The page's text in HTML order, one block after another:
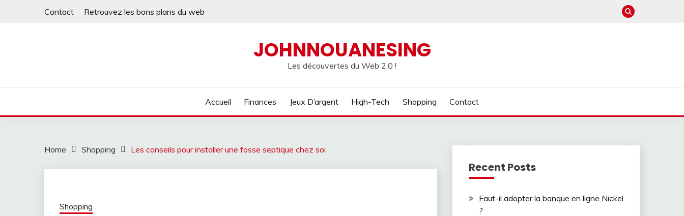
Contact Retrouvez les bons plans du web
JOHNNOUANESING
Les découvertes du Web 2.0 !
Accueil Finances Jeux D’argent High-Tech Shopping Contact
Home Shopping Les conseils pour installer une fosse septique chez soi
Shopping
Recent Posts
Faut-il adopter la banque en ligne Nickel
?